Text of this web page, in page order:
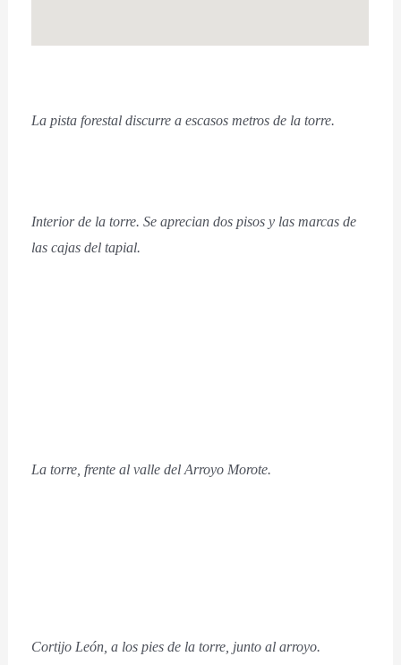
La pista forestal discurre a escasos metros de la torre.
Interior de la torre. Se aprecian dos pisos y las marcas de
las cajas del tapial.
La torre, frente al valle del Arroyo Morote.
Cortijo León, a los pies de la torre, junto al arroyo.